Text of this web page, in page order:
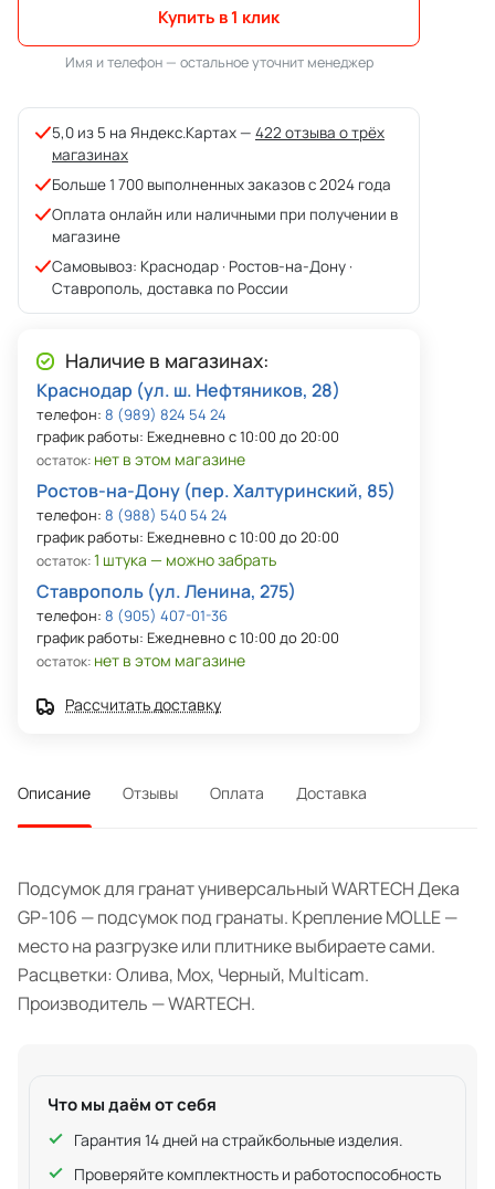
Купить в 1 клик
Имя и телефон — остальное уточнит менеджер
5,0 из 5 на Яндекс.Картах — 422 отзыва о трёх
магазинах
Больше 1 700 выполненных заказов с 2024 года
Оплата онлайн или наличными при получении в
магазине
Самовывоз: Краснодар · Ростов-на-Дону ·
Ставрополь, доставка по России
Наличие в магазинах:
Краснодар (ул. ш. Нефтяников, 28)
телефон: 8 (989) 824 54 24
график работы: Ежедневно с 10:00 до 20:00
остаток: нет в этом магазине
Ростов-на-Дону (пер. Халтуринский, 85)
телефон: 8 (988) 540 54 24
график работы: Ежедневно с 10:00 до 20:00
остаток:1 штука — можно забрать
Ставрополь (ул. Ленина, 275)
телефон: 8 (905) 407-01-36
график работы: Ежедневно с 10:00 до 20:00
остаток: нет в этом магазине
Рассчитать доставку
Описание Отзывы Оплата Доставка
Подсумок для гранат универсальный WARTECH Дека
GP-106 — подсумок под гранаты. Крепление MOLLE —
место на разгрузке или плитнике выбираете сами.
Расцветки: Олива, Мох, Черный, Multicam.
Производитель — WARTECH.
Что мы даём от себя
Гарантия 14 дней на страйкбольные изделия.
Проверяйте комплектность и работоспособность